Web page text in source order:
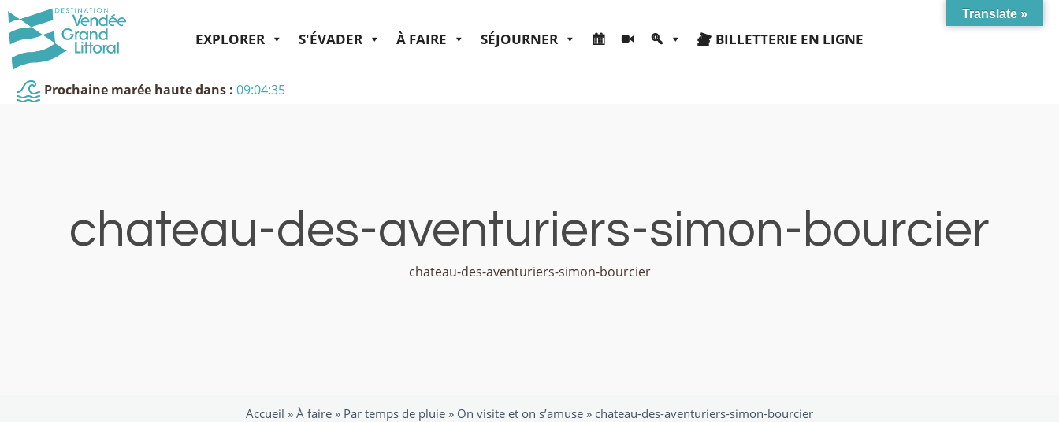
EXPLORER S'ÉVADER À FAIRE SÉJOURNER BILLETTERIE EN LIGNE
Prochaine marée haute dans : 09:04:35
chateau-des-aventuriers-simon-bourcier
chateau-des-aventuriers-simon-bourcier
Accueil » À faire » Par temps de pluie » On visite et on s’amuse » chateau-des-aventuriers-simon-bourcier
Translate »